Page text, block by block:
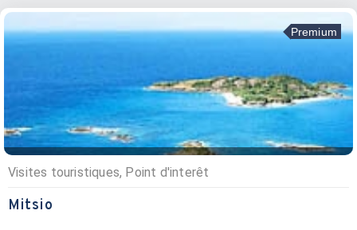
Premium
Visites touristiques, Point d'interêt
Mitsio